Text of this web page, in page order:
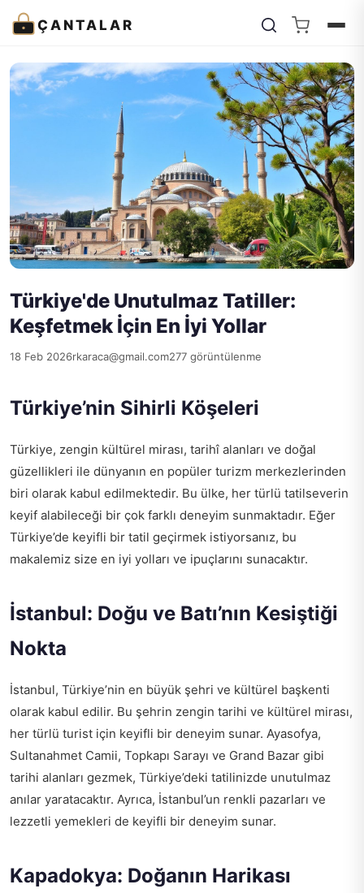
ÇANTALAR
Türkiye'de Unutulmaz Tatiller:
Keşfetmek İçin En İyi Yollar
18 Feb 2026rkaraca@gmail.com277 görüntülenme
Türkiye’nin Sihirli Köşeleri
Türkiye, zengin kültürel mirası, tarihî alanları ve doğal
güzellikleri ile dünyanın en popüler turizm merkezlerinden
biri olarak kabul edilmektedir. Bu ülke, her türlü tatilseverin
keyif alabileceği bir çok farklı deneyim sunmaktadır. Eğer
Türkiye’de keyifli bir tatil geçirmek istiyorsanız, bu
makalemiz size en iyi yolları ve ipuçlarını sunacaktır.
İstanbul: Doğu ve Batı’nın Kesiştiği
Nokta
İstanbul, Türkiye’nin en büyük şehri ve kültürel başkenti
olarak kabul edilir. Bu şehrin zengin tarihi ve kültürel mirası,
her türlü turist için keyifli bir deneyim sunar. Ayasofya,
Sultanahmet Camii, Topkapı Sarayı ve Grand Bazar gibi
tarihi alanları gezmek, Türkiye’deki tatilinizde unutulmaz
anılar yaratacaktır. Ayrıca, İstanbul’un renkli pazarları ve
lezzetli yemekleri de keyifli bir deneyim sunar.
Kapadokya: Doğanın Harikası